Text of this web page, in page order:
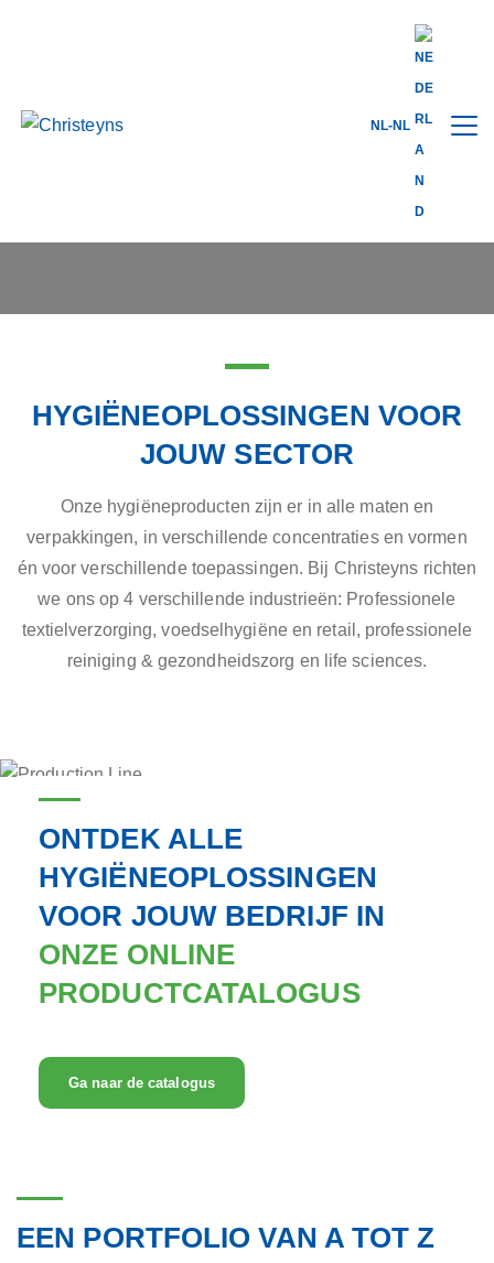
NL-NL
DOELTREFFENDE EN VEILIGE
HYGIËNEOPLOSSINGEN VOOR
JOUW SECTOR
Onze hygiëneproducten zijn er in alle maten en
verpakkingen, in verschillende concentraties en vormen
én voor verschillende toepassingen. Bij Christeyns richten
we ons op 4 verschillende industrieën: Professionele
textielverzorging, voedselhygiëne en retail, professionele
reiniging & gezondheidszorg en life sciences.
ONTDEK ALLE
HYGIËNEOPLOSSINGEN
VOOR JOUW BEDRIJF IN
ONZE ONLINE
PRODUCTCATALOGUS
Ga naar de catalogus
EEN PORTFOLIO VAN A TOT Z